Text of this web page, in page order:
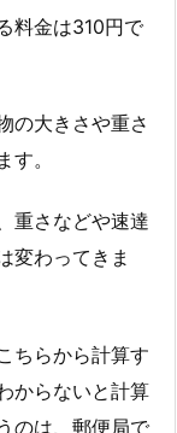
料金は310円で
の大きさや重さ
。
重さなどや速達
変わってきま
ちらから計算す
からないと計算
のは、郵便局で